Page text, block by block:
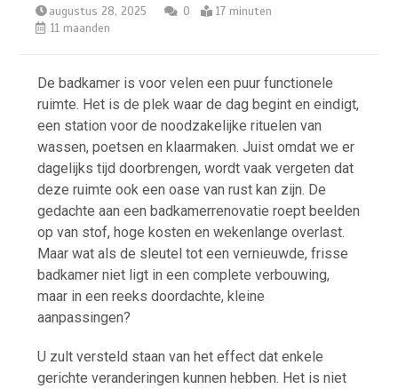
augustus 28, 2025 0
17 minuten
11 maanden
De badkamer is voor velen een puur functionele
ruimte. Het is de plek waar de dag begint en eindigt,
een station voor de noodzakelijke rituelen van
wassen, poetsen en klaarmaken. Juist omdat we er
dagelijks tijd doorbrengen, wordt vaak vergeten dat
deze ruimte ook een oase van rust kan zijn. De
gedachte aan een badkamerrenovatie roept beelden
op van stof, hoge kosten en wekenlange overlast.
Maar wat als de sleutel tot een vernieuwde, frisse
badkamer niet ligt in een complete verbouwing,
maar in een reeks doordachte, kleine
aanpassingen?
U zult versteld staan van het effect dat enkele
gerichte veranderingen kunnen hebben. Het is niet